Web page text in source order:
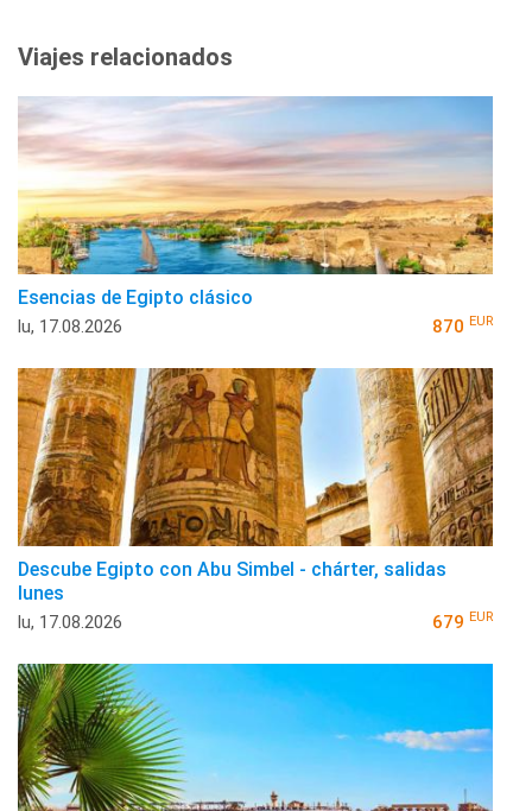
Viajes relacionados
Esencias de Egipto clásico
lu, 17.08.2026 870 EUR
Descube Egipto con Abu Simbel - chárter, salidas
lunes
lu, 17.08.2026 679 EUR